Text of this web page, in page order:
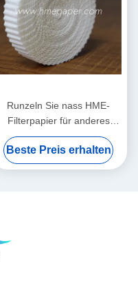
Runzeln Sie nass HME-
Filterpapier für anderes
medizinisches Comsumables
Beste Preis erhalten